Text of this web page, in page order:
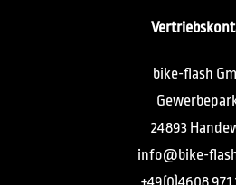
bike-flash
24893
info@bike-
+49(0)4608 971